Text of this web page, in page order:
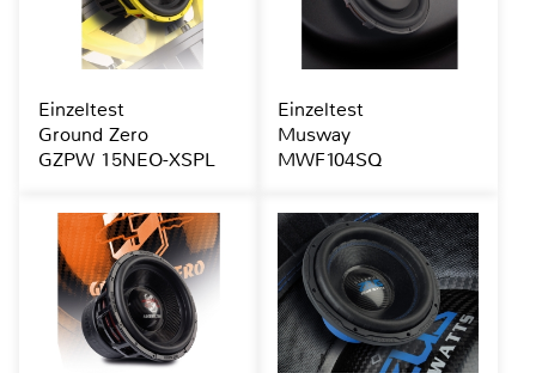
Einzeltest
Ground Zero
GZPW 15NEO-XSPL
Einzeltest
Musway
MWF104SQ